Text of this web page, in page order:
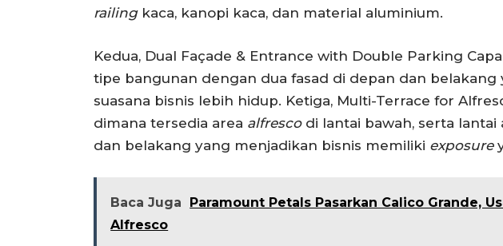
railingkaca, kanopi kaca, dan material aluminium.
Kedua, Dual Façade & Entrance with Double Parking
tipe bangunan dengan dua fasad di depan dan belakang
suasana bisnis lebih hidup. Ketiga, Multi-Terrace for
dimana tersedia area alfrescodi lantai bawah, serta lantai
dan belakang yang menjadikan bisnis memiliki exposure
Baca Juga
Paramount Petals Pasarkan Calico Grande,
Alfresco